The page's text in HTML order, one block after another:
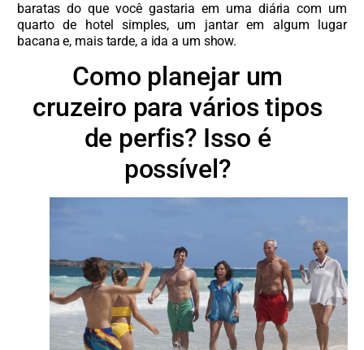
baratas do que você gastaria em uma diária com um
quarto de hotel simples, um jantar em algum lugar
bacana e, mais tarde, a ida a um show.
Como planejar um
cruzeiro para vários tipos
de perfis? Isso é
possível?